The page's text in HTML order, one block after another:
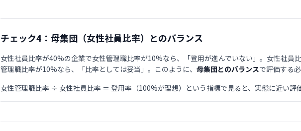
チェック4：母集団（女性社員比率）とのバランス
女性社員比率が40%の企業で女性管理職比率が10%なら、「登用が進んでいない」。女性社員
管理職比率が10%なら、「比率としては妥当」。このように、 母集団とのバランスで評価する
女性管理職比率 ÷ 女性社員比率 ＝ 登用率（100%が理想）という指標で見ると、実態に近い評